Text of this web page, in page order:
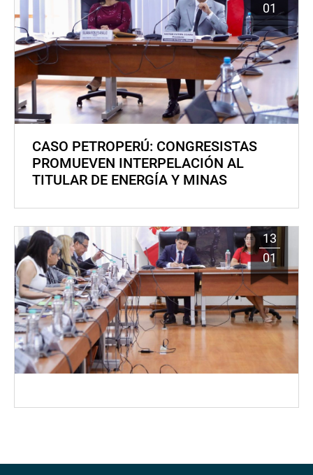
01
CASO PETROPERÚ: CONGRESISTAS
PROMUEVEN INTERPELACIÓN AL
TITULAR DE ENERGÍA Y MINAS
13
01